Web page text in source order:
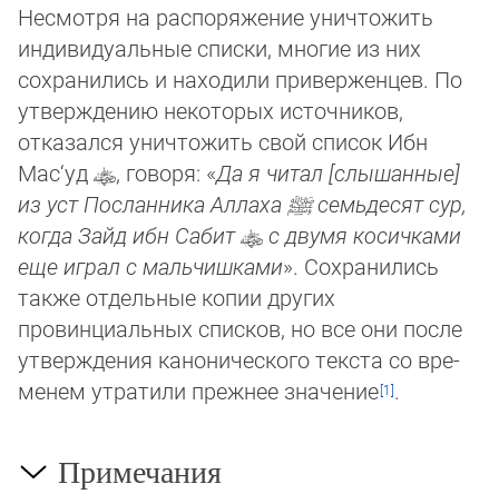
Несмотря на распоряжение уничтожить
индивидуальные списки, многие из них
сохранились и находили приверженцев. По
утверждению некоторых источников,
отказался уничтожить свой список Ибн
Мас‘уд
, говоря: «Да я читал [слышанные]
из уст Посланника Аллаха ﷺсемьдесят сур,
когда Зайд ибн Сабит
с двумя косичками
еще играл с мальчишками». Сохра­ни­лись
также отдельные копии других
провинциальных списков, но все они после
утверждения канонического текста со вре­
менем утратили прежнее значение .
Примечания